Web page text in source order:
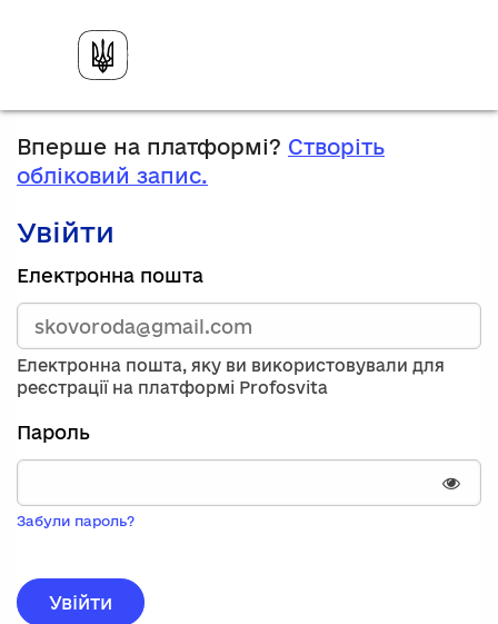
Вперше на платформі? Створіть
обліковий запис.
Увійти
Зареєструйтесь,
використавши
електронну
адресу
та
пароль.
Якщо
вас
немає
запису,
натисніть
реєстрації.
Електронна пошта
Електронна пошта, яку ви використовували для
реєстрації на платформі Profosvita
Пароль
Забули пароль?
Увійти